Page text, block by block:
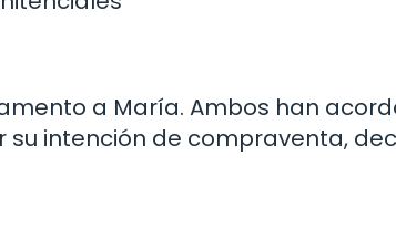
a María. Ambos han
su intención de compraventa,